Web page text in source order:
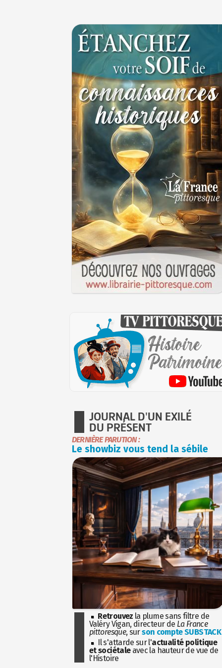
JOURNAL D'UN EXILÉ
DU PRÉSENT
DERNIÈRE PARUTION :
Le showbiz vous tend la sébile
Retrouvez la plume sans filtre de
Valéry Vigan, directeur de La France
pittoresque, surson compte SUBSTACK
Il s'attarde sur l'actualité politique
et sociétaleavec la hauteur de vue de
l'Histoire
1ER JUILLET